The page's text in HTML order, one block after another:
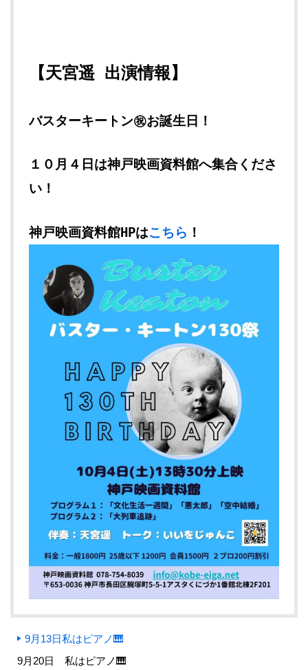
【天宮遥 出演情報】
バスターキートン㊗お誕生日！
１０月４日は神戸映画資料館へ集合くださ
い！
神戸映画資料館HPはこちら ！
9月13日私はピアノ🎹
9月20日 私はピアノ🎹